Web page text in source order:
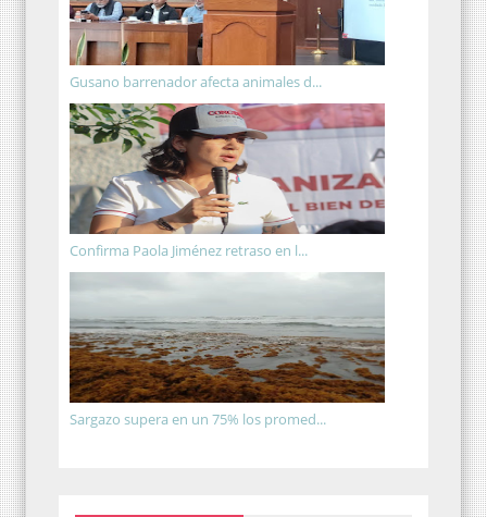
Gusano barrenador afecta animales d...
Confirma Paola Jiménez retraso en l...
Sargazo supera en un 75% los promed...